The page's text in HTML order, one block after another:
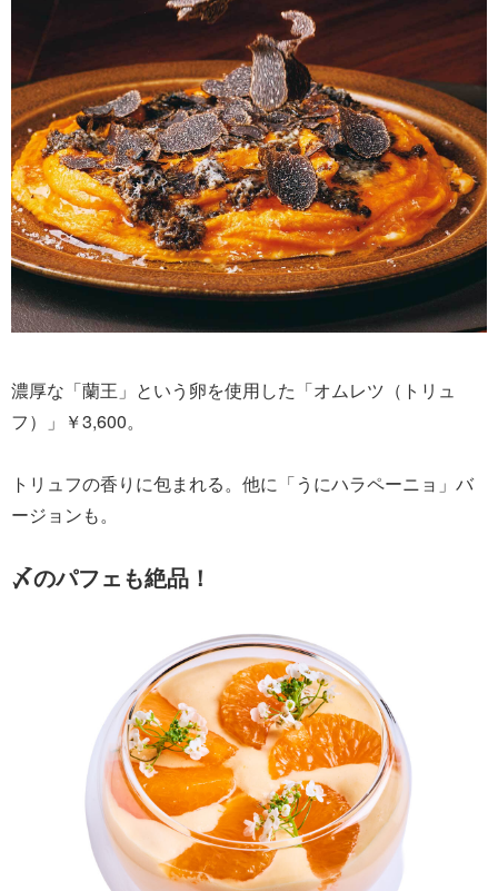
濃厚な「蘭王」という卵を使用した「オムレツ（トリュ
フ）」￥3,600。
トリュフの香りに包まれる。他に「うにハラペーニョ」バ
ージョンも。
〆のパフェも絶品！